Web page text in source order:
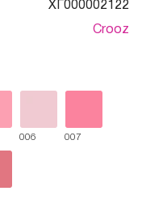
ХГ000002122
Crooz
006 007